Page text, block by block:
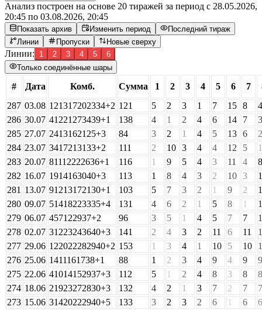
Анализ построен на основе 20 тиражей за период с 28.05.2026,
20:45 по 03.08.2026, 20:45
Показать архив Изменить период
Последний тираж
Линии
Пропуски Новые сверху
Линии: 1 2 3 4 5
6
Только соединённые шары
# Дата Комб. Сумма 1 2 3 4 5 6 7
287 03.08 121317202334+2 121 5 2 3 1 7 15 8
4
286 30.07 41221 273439+1 138 4 1 2 4 6 14 7
3
285 27.07 24131621 25+3 84 3 2 1 4 5 13 6
2
284 23.07 3417213133+2 111 2 10 3 4 4 12 5
1
283 20.07 81112222636+1 116 1 9 5 4 3 11 4
8
282 16.07 1914163040+3 113 1 8 4 3 2 10 3
281 13.07 91213172130+1 103 5 7 3 2 1 9 2
280 09.07 51418223335+4 131 4 6 2 1 5 8 1
279 06.07 457122937+2 96 3 5 1 4 5 7 7
278 02.07 31223243640+3 141 2 4 3 2 11 6 11
277 29.06 122022282940+2 153 1 3 4 1 10 5 10
276 25.06 1411161738+1 88 1 2 3 4 9 4 9
9
275 22.06 41014152937+3 112 5 1 2 4 8 3 8
8
274 18.06 21923272830+3 132 4 2 1 3 7 2 7
7
273 15.06 31420222940+5 133 3 2 3 2 6 1 6
6